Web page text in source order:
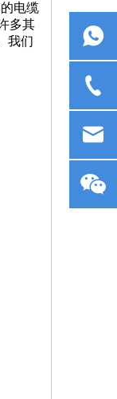
电缆
多其
我们